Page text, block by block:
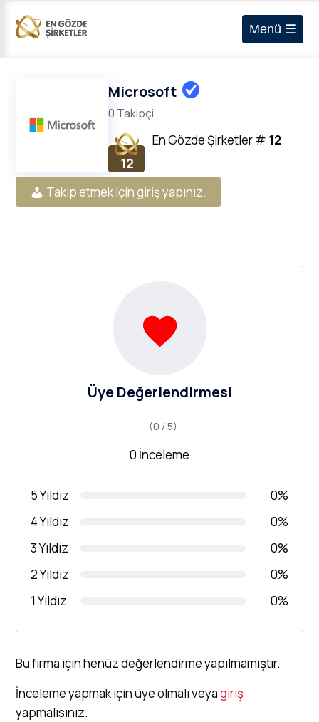
Menü ☰
Microsoft
0 Takipçi
12
En Gözde Şirketler# 12
Takip etmek için giriş yapınız.
Üye Değerlendirmesi
(0 / 5)
0 İnceleme
5 Yıldız
0%
4 Yıldız
0%
3 Yıldız
0%
2 Yıldız
0%
1 Yıldız
0%
Bu firma için henüz değerlendirme yapılmamıştır.
İnceleme yapmak için üye olmalı veyagiriş
yapmalısınız.